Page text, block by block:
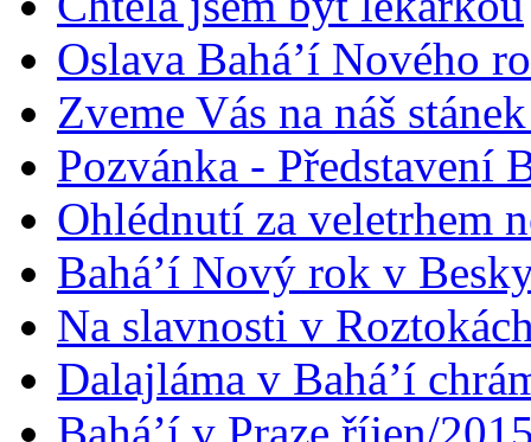
Oslava Bahá’í Nového
Zveme Vás na náš
Pozvánka - Představení
Ohlédnutí za veletrhem
Bahá’í Nový rok v
Na slavnosti v
Dalajláma v Bahá’í